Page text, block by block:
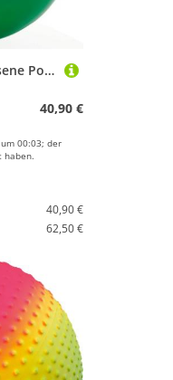
TOGU Unisex – Erwachsene Powerball Premium ABS, grün, 65 cm
40,90 €
00:03; der
haben.
40,90 €
62,50 €